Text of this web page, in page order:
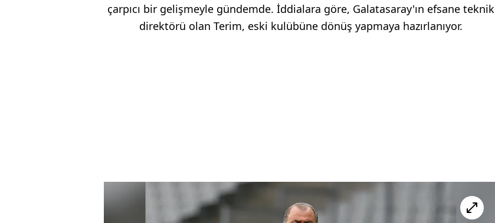
çarpıcı bir gelişmeyle gündemde. İddialara göre, Galatasaray'ın efsane teknik
direktörü olan Terim, eski kulübüne dönüş yapmaya hazırlanıyor.